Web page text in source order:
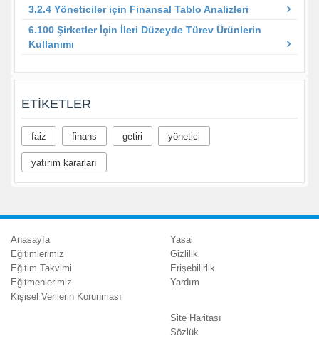
3.2.4 Yöneticiler için Finansal Tablo Analizleri
6.100 Şirketler İçin İleri Düzeyde Türev Ürünlerin
Kullanımı
ETIKETLER
faiz finans getiri yönetici
yatırım kararları
Anasayfa
Eğitimlerimiz
Eğitim Takvimi
Eğitmenlerimiz
Kişisel Verilerin Korunması
Yasal
Gizlilik
Erişebilirlik
Yardım
Site Haritası
Sözlük